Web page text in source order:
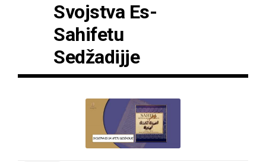
Svojstva Es-
Sahifetu
Sedžadijje